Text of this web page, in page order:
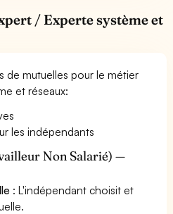
/ Experte système et
de mutuelles pour le métier
et réseaux:
les indépendants
Non Salarié) —
: L'indépendant choisit et